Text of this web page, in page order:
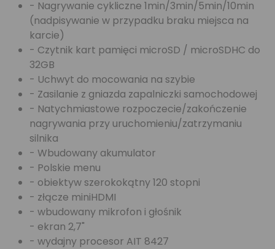
- Nagrywanie cykliczne 1min/3min/5min/10min
(nadpisywanie w przypadku braku miejsca na
karcie)
- Czytnik kart pamięci microSD / microSDHC do
32GB
- Uchwyt do mocowania na szybie
- Zasilanie z gniazda zapalniczki samochodowej
- Natychmiastowe rozpoczecie/zakończenie
nagrywania przy uruchomieniu/zatrzymaniu
silnika
- Wbudowany akumulator
- Polskie menu
- obiektyw szerokokątny 120 stopni
- złącze miniHDMI
- wbudowany mikrofon i głośnik
- ekran 2,7"
- wydajny procesor AIT 8427